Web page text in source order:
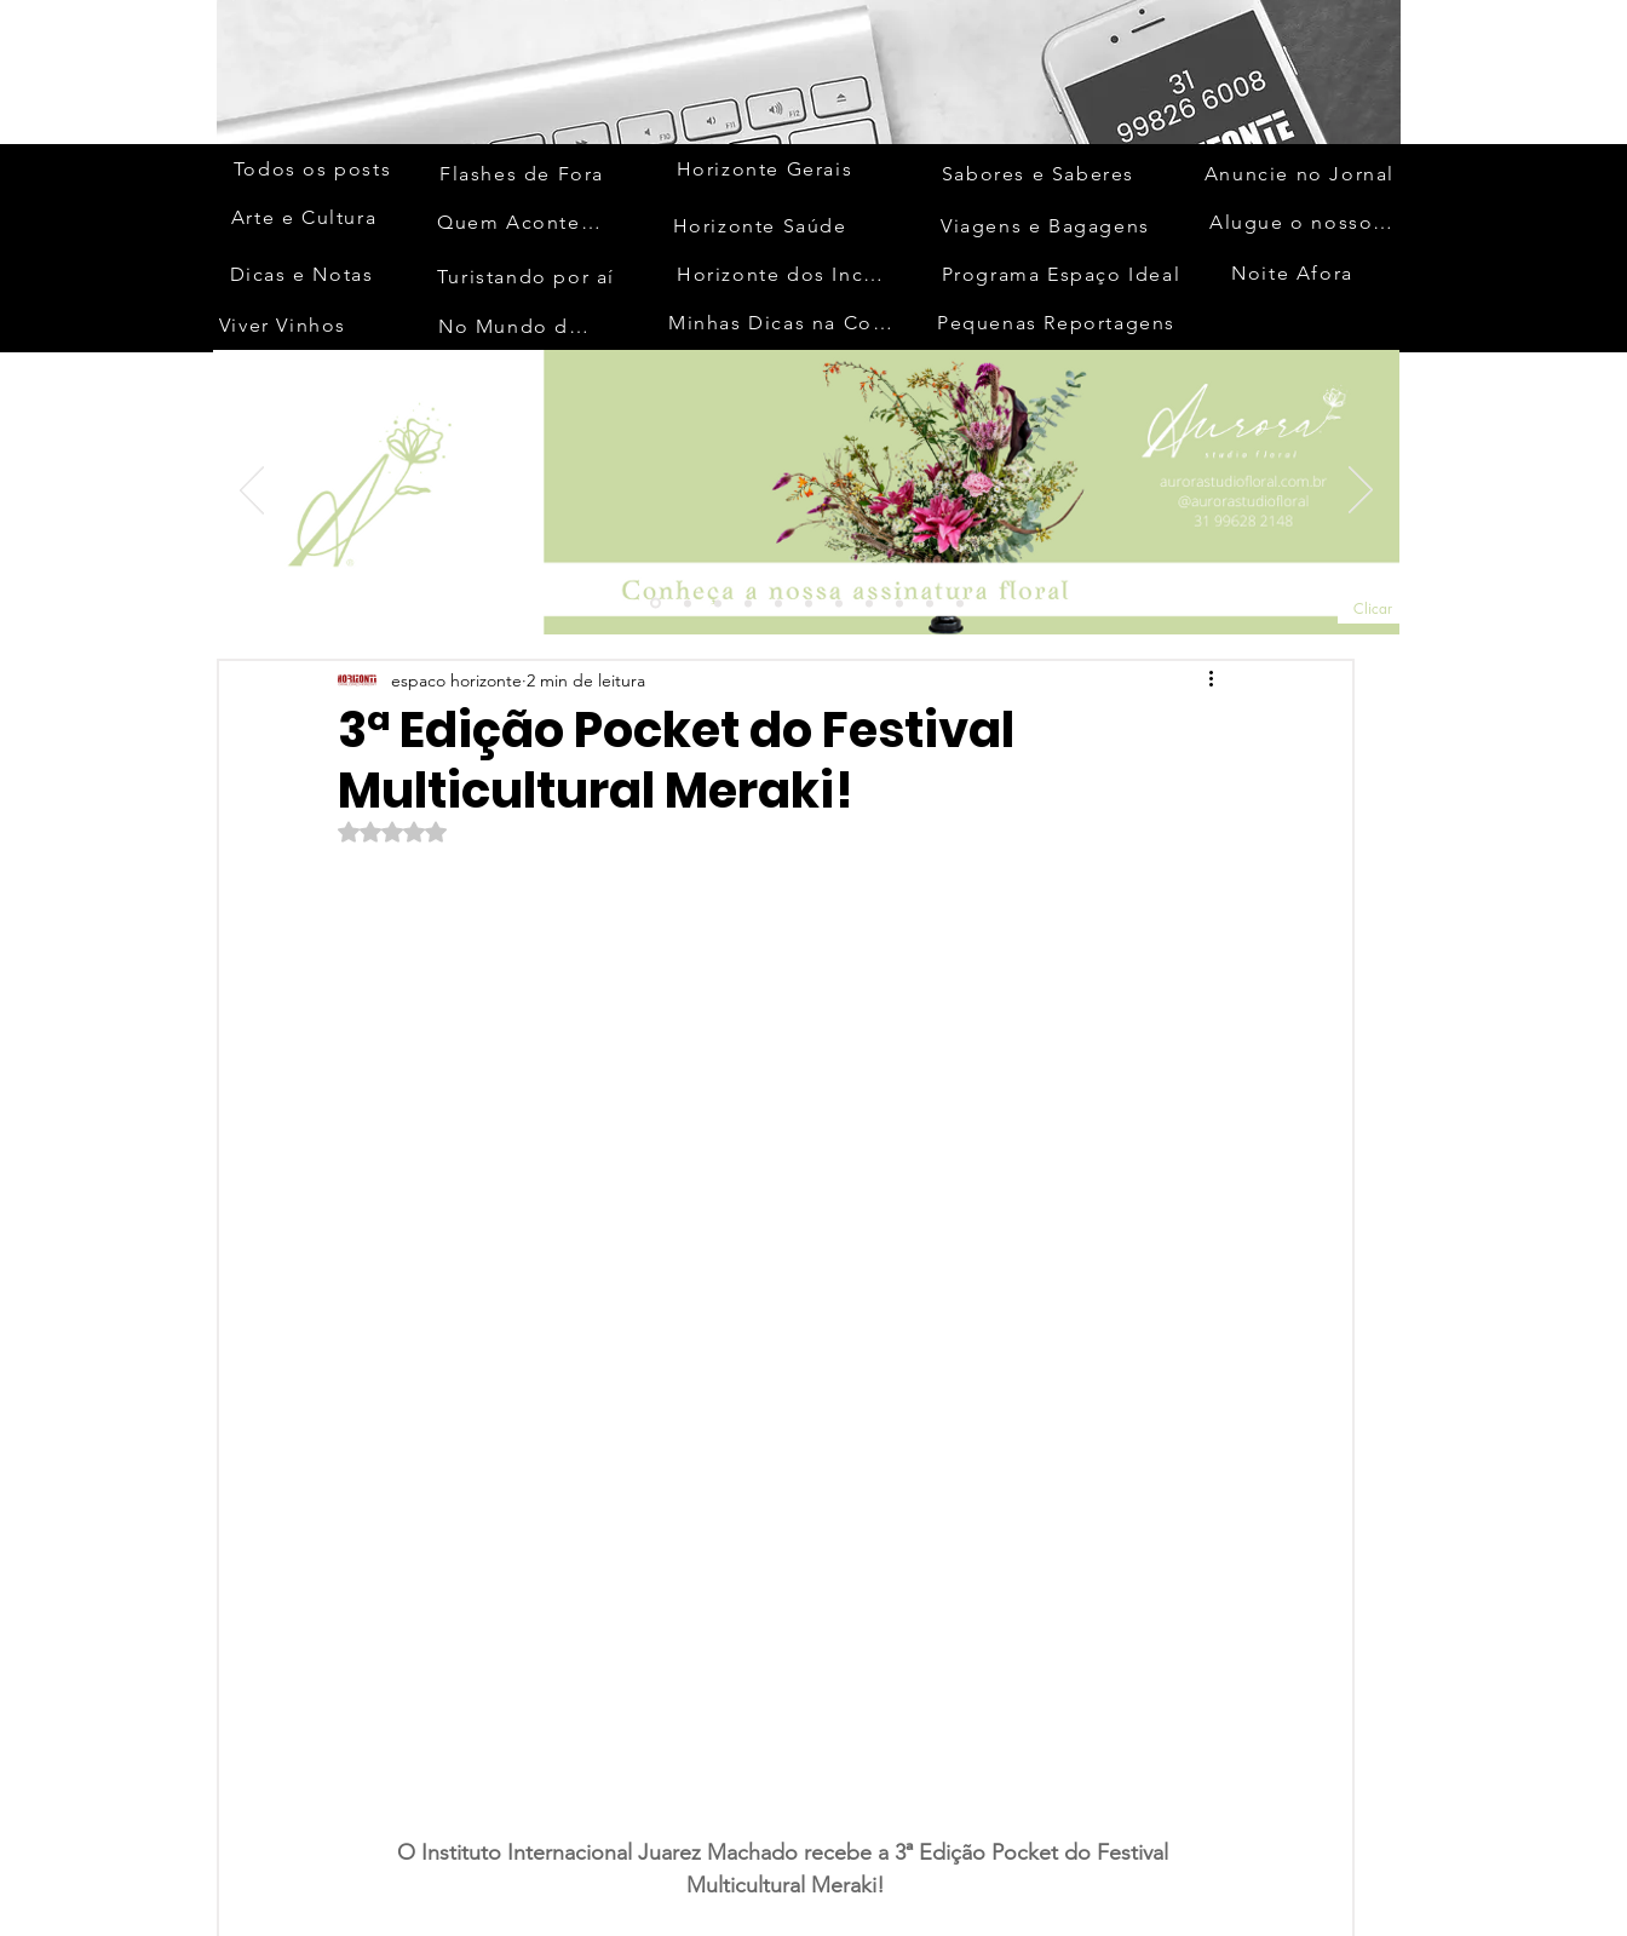
Todos os posts
Arte e Cultura
Dicas e Notas
Viver Vinhos
Flashes de Fora
Quem Acontece
Turistando por aí
No Mundo da Moda
Horizonte Gerais
Horizonte Saúde
Horizonte dos Inconfidentes
Minhas Dicas na Cozinha
Sabores e Saberes
Viagens e Bagagens
Programa Espaço Ideal
Anuncie no Jornal
Alugue o nosso espaço
Noite Afora
Pequenas Reportagens
Clicar
3ª Edição Pocket do Festival
Multicultural Meraki!
espaco horizonte 2 min de leitura
Avaliado com NaN de 5 estrelas.
O Instituto Internacional Juarez Machado recebe a 3ª Edição Pocket do Festival
Multicultural Meraki!